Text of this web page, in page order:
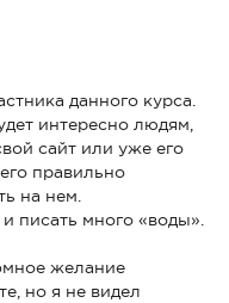
данного курса.
интересно людям,
сайт или уже его
правильно
на нем.
писать много «воды».
желание
но я не видел